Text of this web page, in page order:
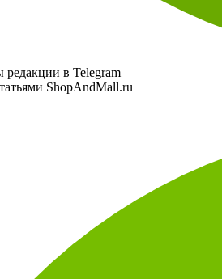
ShopAndMall.ru